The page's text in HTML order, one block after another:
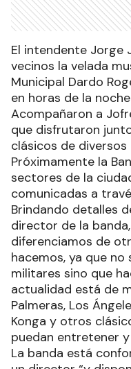
El intendente Jorge
vecinos la velada
Municipal Dardo
en horas de la
Acompañaron a
que disfrutaron
clásicos de
Próximamente la
sectores de la
comunicadas a
Brindando detalles
director de la
diferenciamos de
hacemos, ya que
militares sino que
actualidad está de
Palmeras, Los
Konga y otros
puedan entretener
La banda está